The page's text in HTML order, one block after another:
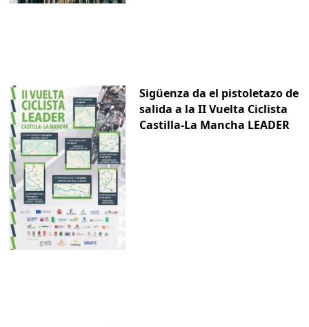
Sigüenza da el pistoletazo de
salida a la II Vuelta Ciclista
Castilla-La Mancha LEADER